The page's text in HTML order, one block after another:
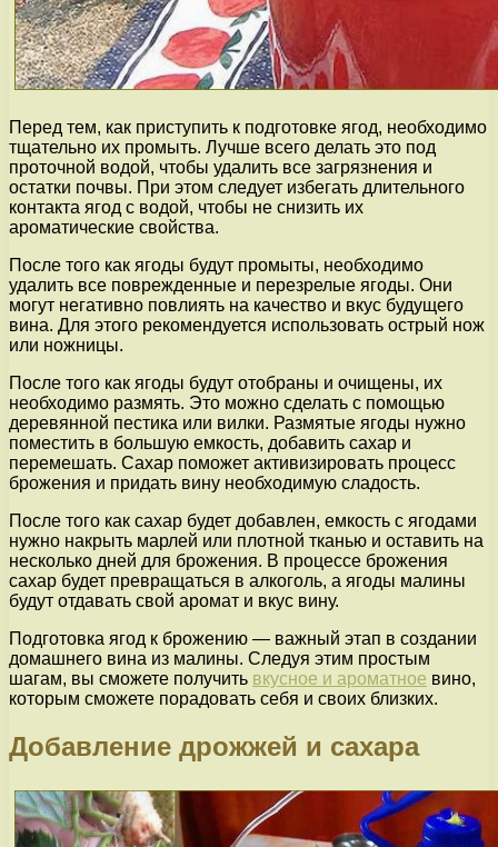
Перед тем, как приступить к подготовке ягод, необходимо
тщательно их промыть. Лучше всего делать это под
проточной водой, чтобы удалить все загрязнения и
остатки почвы. При этом следует избегать длительного
контакта ягод с водой, чтобы не снизить их
ароматические свойства.
После того как ягоды будут промыты, необходимо
удалить все поврежденные и перезрелые ягоды. Они
могут негативно повлиять на качество и вкус будущего
вина. Для этого рекомендуется использовать острый нож
или ножницы.
После того как ягоды будут отобраны и очищены, их
необходимо размять. Это можно сделать с помощью
деревянной пестика или вилки. Размятые ягоды нужно
поместить в большую емкость, добавить сахар и
перемешать. Сахар поможет активизировать процесс
брожения и придать вину необходимую сладость.
После того как сахар будет добавлен, емкость с ягодами
нужно накрыть марлей или плотной тканью и оставить на
несколько дней для брожения. В процессе брожения
сахар будет превращаться в алкоголь, а ягоды малины
будут отдавать свой аромат и вкус вину.
Подготовка ягод к брожению — важный этап в создании
домашнего вина из малины. Следуя этим простым
шагам, вы сможете получить вкусное и ароматное вино,
которым сможете порадовать себя и своих близких.
Добавление дрожжей и сахара